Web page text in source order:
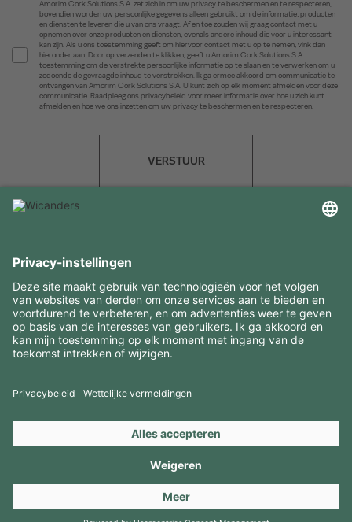
Amorim Cork Solutions S.A. zet zich in om uw privacy te beschermen en te respecteren,
bovendien worden uw persoonlijke gegevens alleen gebruikt om de informatie, producten
en diensten te leveren die u van ons vraagt. Af en toe zouden wij graag contact met u
opnemen over onze producten en diensten, evenals andere inhoud die voor u interessant
kan zijn. Als u ons toestemming geeft om hiervoor contact met u op te nemen, vink dan
hieronder aan. Door op verzenden te klikken, geeft u Amorim Cork Solutions S.A.
toestemming om de verstrekte persoonlijke informatie op te slaan en te verwerken om u
zodoende de gevraagde inhoud te verstrekken. Ik ga ermee akkoord om communicatie te
ontvangen van Amorim Cork Solutions S.A. U kunt zich op elk moment afmelden voor deze
communicatie. Raadpleeg ons privacybeleid voor meer informatie over hoe u zich kunt
afmelden en hoe we ons inzetten om uw privacy te beschermen en te respecteren.
VERSTUUR
INTERESSANTE INFORMATIE
MIDDELEN
CONTACTEN
Copyright 2026 © Amorim Cork Solutions. All rights reserved.
byWebcomum